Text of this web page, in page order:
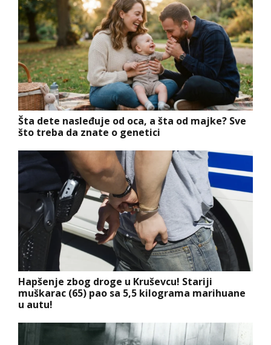
Šta dete nasleđuje od oca, a šta od majke? Sve
što treba da znate o genetici
Hapšenje zbog droge u Kruševcu! Stariji
muškarac (65) pao sa 5,5 kilograma marihuane
u autu!